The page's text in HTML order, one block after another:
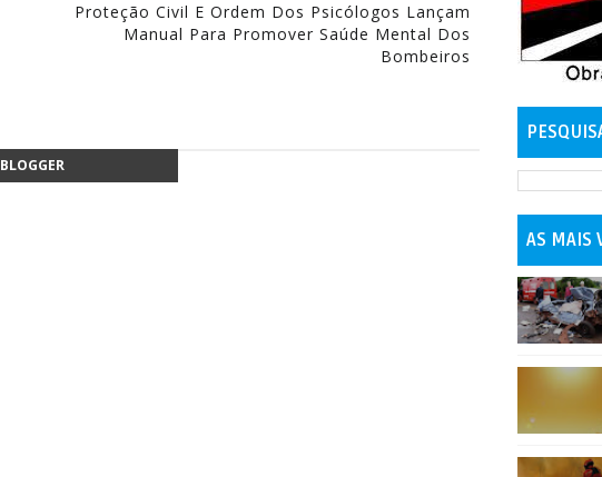
Proteção Civil E Ordem Dos Psicólogos Lançam
Manual Para Promover Saúde Mental Dos
Bombeiros
BLOGGER
AS MAIS